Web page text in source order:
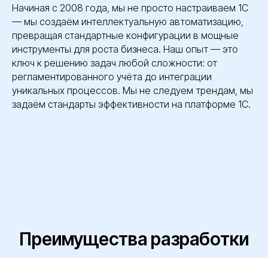
Начиная с 2008 года, мы не просто настраиваем 1С
— мы создаём интеллектуальную автоматизацию,
превращая стандартные конфигурации в мощные
инструменты для роста бизнеса. Наш опыт — это
ключ к решению задач любой сложности: от
регламентированного учёта до интеграции
уникальных процессов. Мы не следуем трендам, мы
задаём стандарты эффективности на платформе 1С.
Преимущества разработки